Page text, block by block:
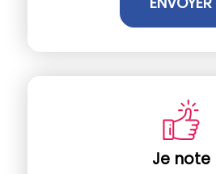
Je note